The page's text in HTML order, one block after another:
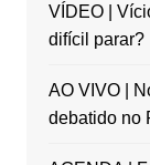
VÍDEO |
difícil parar?
AO VIVO |
debatido no